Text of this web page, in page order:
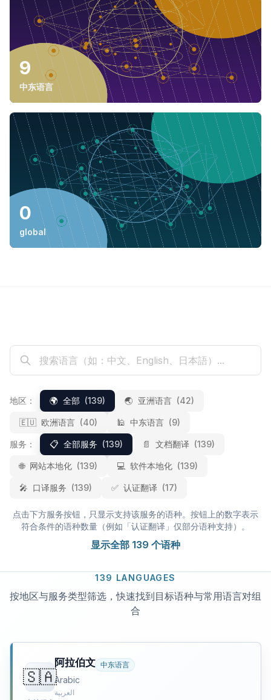
9
中东语言
0
global
地区： 🌍 全部 (139) 🌏 亚洲语言 (42)
🇪🇺 欧洲语言 (40) 🕌 中东语言 (9)
服务： 📋 全部服务 (139) 📄 文档翻译 (139)
🌐 网站本地化 (139) 💻 软件本地化 (139)
🎤 口译服务 (139) ✅ 认证翻译 (17)
点击下方服务按钮，只显示支持该服务的语种。按钮上的数字表示
符合条件的语种数量（例如「认证翻译」仅部分语种支持）。
显示全部 139 个语种
139 LANGUAGES
按地区与服务类型筛选，快速找到目标语种与常用语言对组
合
🇸🇦
阿拉伯文 中东语言
Arabic
العربية